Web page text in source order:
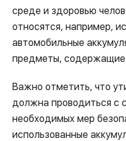
среде и здоровью
относятся, например,
автомобильные
предметы, содержащие
Важно отметить, что
должна проводиться с
необходимых мер
использованные